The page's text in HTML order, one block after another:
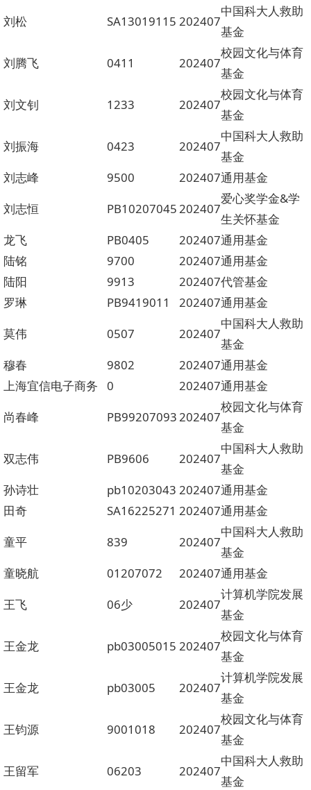
刘松 SA13019115 202407
中国科大人救助
基金
刘腾飞
0411 202407
校园文化与体育
基金
刘文钊
1233 202407
校园文化与体育
基金
刘振海
0423 202407
中国科大人救助
基金
刘志峰
9500 202407通用基金
刘志恒
PB10207045202407
爱心奖学金&学
生关怀基金
龙飞
PB0405 202407通用基金
陆铭
9700 202407通用基金
陆阳
9913 202407代管基金
罗琳
PB9419011 202407通用基金
莫伟
0507 202407
中国科大人救助
基金
穆春
9802 202407通用基金
上海宜信电子商务
0 202407通用基金
尚春峰
PB99207093202407
校园文化与体育
基金
双志伟
PB9606 202407
中国科大人救助
基金
孙诗壮
pb10203043 202407通用基金
田奇
SA16225271 202407通用基金
童平
839 202407
中国科大人救助
基金
童晓航
01207072 202407通用基金
王飞
06少 202407
计算机学院发展
基金
王金龙
pb03005015 202407
校园文化与体育
基金
王金龙
pb03005 202407
计算机学院发展
基金
王钧源
9001018 202407
校园文化与体育
基金
王留军
06203 202407
中国科大人救助
基金